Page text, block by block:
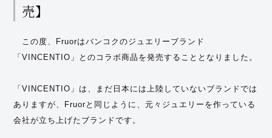
売】
この度、Fruorはバンコクのジュエリーブランド
「VINCENTIO」とのコラボ商品を発売することとなりました。
「VINCENTIO」は、まだ日本には上陸していないブランドでは
ありますが、Fruorと同じように、元々ジュエリーを作っている
会社が立ち上げたブランドです。